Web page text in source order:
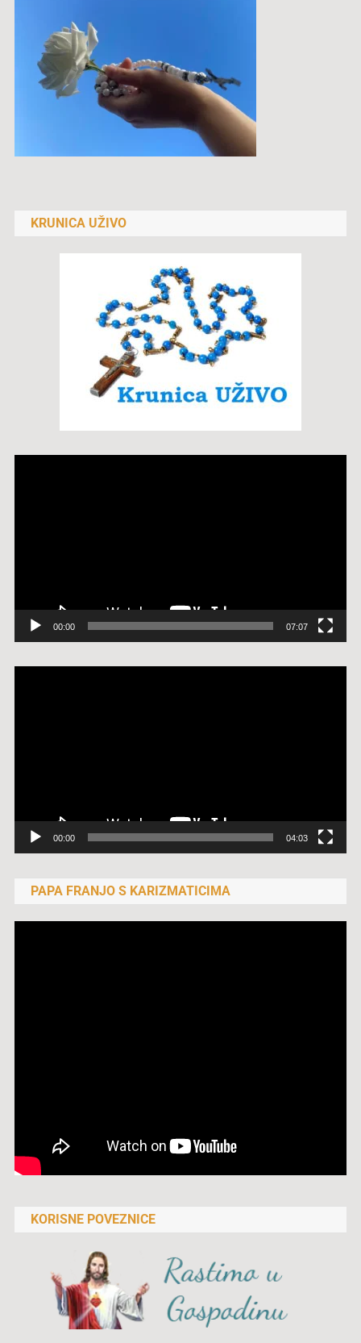
KRUNICA UŽIVO
00:00 07:07
00:00 04:03
PAPA FRANJO S KARIZMATICIMA
KORISNE POVEZNICE